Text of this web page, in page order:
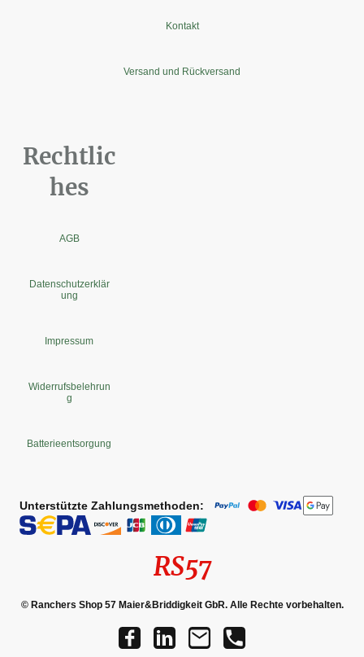
Kontakt
Versand und Rückversand
Rechtlic
hes
AGB
Datenschutzerklär
ung
Impressum
Widerrufsbelehrun
g
Batterieentsorgung
Unterstützte Zahlungsmethoden:
RS57
© Ranchers Shop 57 Maier&Briddigkeit GbR. Alle Rechte vorbehalten.